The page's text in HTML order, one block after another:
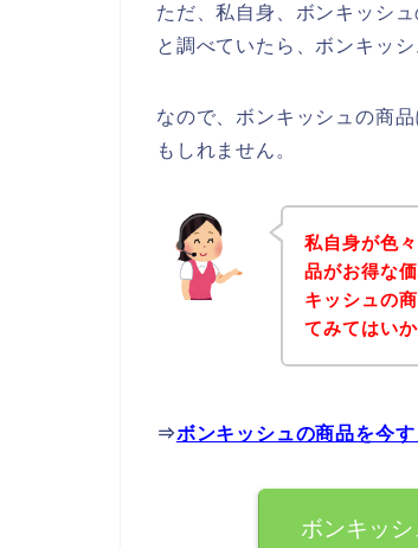
ただ、私自身、ボンキッシ
と調べていたら、ボンキッ
なので、ボンキッシュの商
もしれません。
私自身が色
品がお得な
キッシュの
てみてはい
⇒ボンキッシュの商品を今
ボンキッ